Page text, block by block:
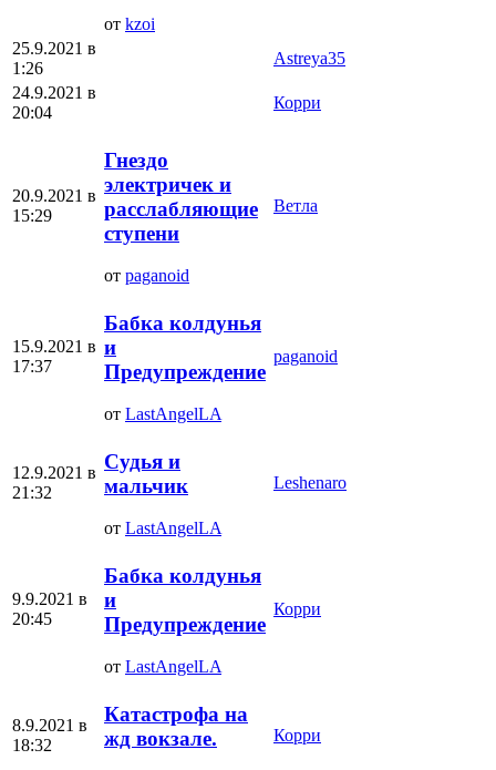
от kzoi
25.9.2021 в
1:26
Аstreya35
24.9.2021 в
20:04
Корри
20.9.2021 в
15:29
Гнездо
электричек и
расслабляющие
ступени
от paganoid
Ветла
15.9.2021 в
17:37
Бабка колдунья
и
Предупреждение
от LastAngelLA
paganoid
12.9.2021 в
21:32
Судья и
мальчик
от LastAngelLA
Leshenaro
9.9.2021 в
20:45
Бабка колдунья
и
Предупреждение
от LastAngelLA
Корри
8.9.2021 в
18:32
Катастрофа на
жд вокзале.
Корри